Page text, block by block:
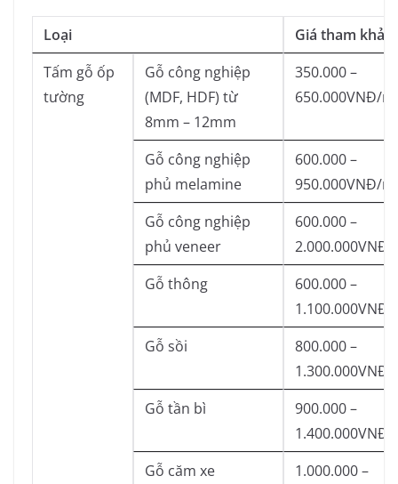
Loại
Giá tham khảo
Tấm gỗ ốp
tường
Gỗ công nghiệp
(MDF, HDF) từ
8mm – 12mm
350.000 –
650.000VNĐ/
Gỗ công nghiệp
phủ melamine
600.000 –
950.000VNĐ/
Gỗ công nghiệp
phủ veneer
600.000 –
2.000.000VNĐ/
Gỗ thông
600.000 –
1.100.000VNĐ/
Gỗ sồi
800.000 –
1.300.000VNĐ/
Gỗ tần bì
900.000 –
1.400.000VNĐ/
Gỗ căm xe
1.000.000 –